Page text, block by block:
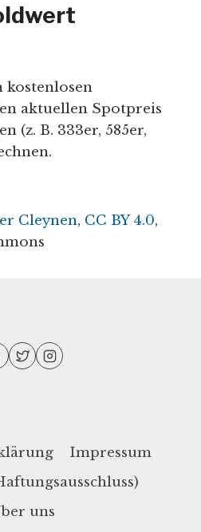
kostenlosen
aktuellen Spotpreis
(z. B. 333er, 585er,
Cleynen, CC BY 4.0,
Impressum
uns